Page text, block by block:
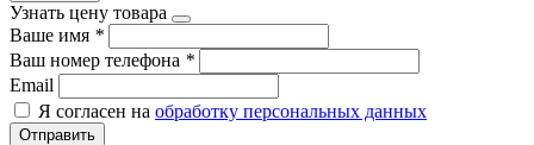
Узнать цену товара
Ваше имя *
Ваш номер телефона *
Email
Я согласен на обработку персональных данных
Отправить